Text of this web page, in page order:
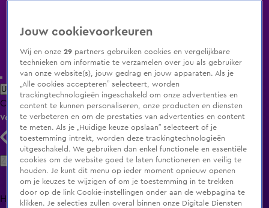
Uitzending Gemist Populaire programma's Zenders Genres
ClipsFilmsRadioSmart TV inlogShop
Volg KIJK
Zoeken
HomeUitzending Gemist Programma's De Bondgenoten
Jouw cookievoorkeuren
Wij en onze29 partners gebruiken cookies en vergelijkbare
technieken om informatie te verzamelen over jou als gebruiker
van onze website(s), jouw gedrag en jouw apparaten. Als je
„Alle cookies accepteren” selecteert, worden
trackingtechnologieën ingeschakeld om onze advertenties en
content te kunnen personaliseren, onze producten en diensten
te verbeteren en om de prestaties van advertenties en content
te meten. Als je „Huidige keuze opslaan” selecteert of je
toestemming intrekt, worden deze trackingtechnologieën
uitgeschakeld. We gebruiken dan enkel functionele en essentiële
cookies om de website goed te laten functioneren en veilig te
houden. Je kunt dit menu op ieder moment opnieuw openen
om je keuzes te wijzigen of om je toestemming in te trekken
door op de link Cookie-instellingen onder aan de webpagina te
klikken. Je selecties zullen overal binnen onze Digitale Diensten